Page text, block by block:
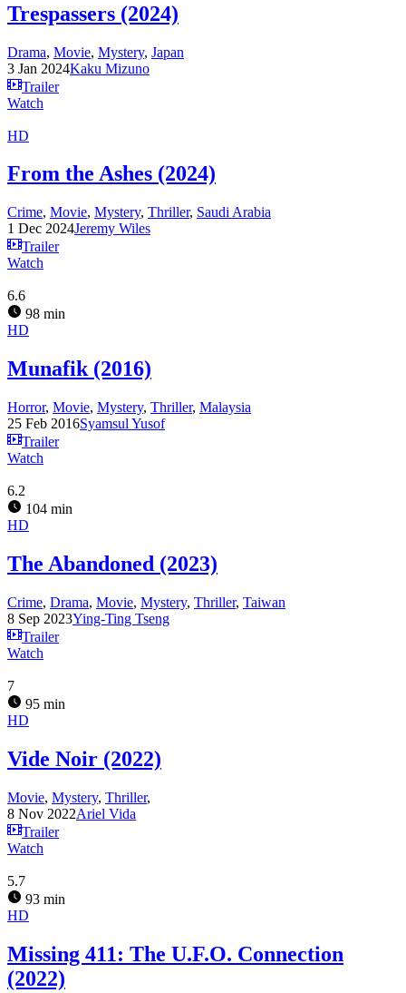
Trespassers (2024)
Drama, Movie, Mystery, Japan
3 Jan 2024Kaku Mizuno
Trailer
Watch
HD
From the Ashes (2024)
Crime, Movie, Mystery, Thriller, Saudi Arabia
1 Dec 2024Jeremy Wiles
Trailer
Watch
6.6
98 min
HD
Munafik (2016)
Horror, Movie, Mystery, Thriller, Malaysia
25 Feb 2016Syamsul Yusof
Trailer
Watch
6.2
104 min
HD
The Abandoned (2023)
Crime, Drama, Movie, Mystery, Thriller, Taiwan
8 Sep 2023Ying-Ting Tseng
Trailer
Watch
7
95 min
HD
Vide Noir (2022)
Movie, Mystery, Thriller,
8 Nov 2022Ariel Vida
Trailer
Watch
5.7
93 min
HD
Missing 411: The U.F.O. Connection
(2022)